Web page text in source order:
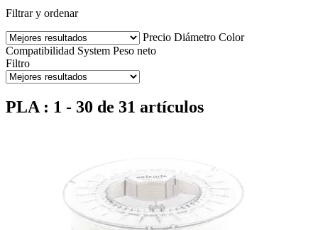
Filtrar y ordenar
Precio Diámetro Color
Compatibilidad System Peso neto
Filtro
PLA : 1 - 30 de 31 artículos